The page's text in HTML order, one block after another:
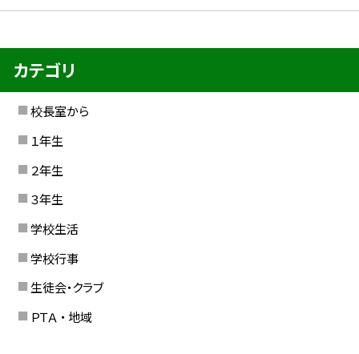
カテゴリ
校長室から
１年生
２年生
３年生
学校生活
学校行事
生徒会・クラブ
ＰＴＡ ・ 地域